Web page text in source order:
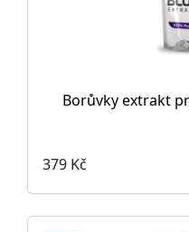
Borůvky extrakt
379 Kč